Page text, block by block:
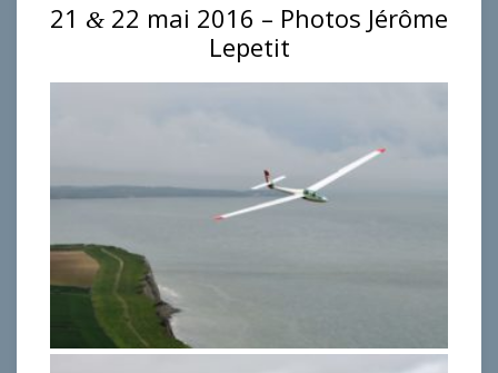
21 & 22 mai 2016 – Photos Jérôme
Lepetit